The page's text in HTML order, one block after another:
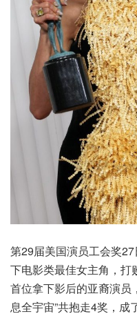
第29届美国演员工会奖
下电影类最佳女主角，打
首位拿下影后的亚裔演员
息全宇宙”共抱走4奖，成